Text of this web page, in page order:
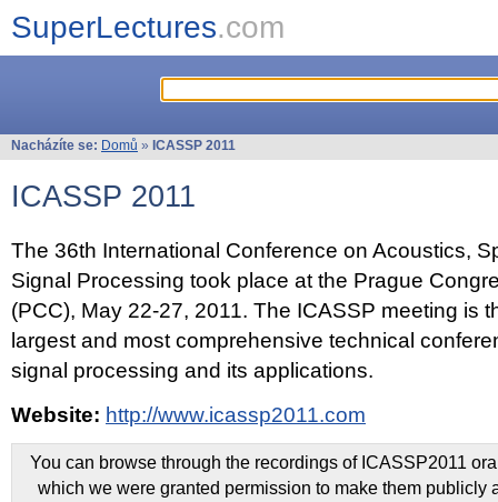
SuperLectures.com
Nacházíte se: Domů » ICASSP 2011
ICASSP 2011
The 36th International Conference on Acoustics,
Signal Processing took place at the Prague
(PCC), May 22-27, 2011. The ICASSP meeting is
largest and most comprehensive technical
signal processing and its applications.
Website: http://www.icassp2011.com
You can browse through the recordings of ICASSP2011
which we were granted permission to make them publicly